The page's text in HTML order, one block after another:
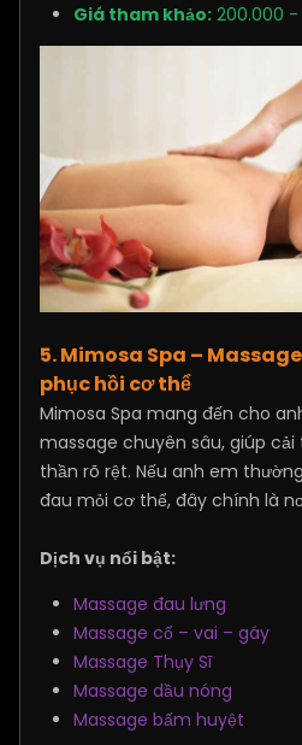
Giá tham khảo: 200.000
5. Mimosa Spa –
phục hồi cơ thể
Mimosa Spa mang đến cho
massage chuyên sâu, giúp
thần rõ rệt. Nếu anh em
đau mỏi cơ thể, đây chính là
Dịch vụ nổi bật:
Massage đau lưng
Massage cổ – vai – gáy
Massage Thụy Sĩ
Massage dầu nóng
Massage bấm huyệt